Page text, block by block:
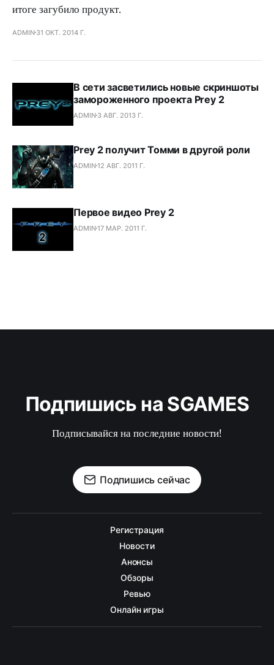
итоге загубило продукт.
ADMIN 31 ОКТ. 2014 Г.
В сети засветились новые скриншоты
замороженного проекта Prey 2
ADMIN 3 АВГ. 2013 Г.
Prey 2 получит Томми в другой роли
ADMIN12 АВГ. 2011 Г.
Первое видео Prey 2
ADMIN17 МАР. 2011 Г.
Подпишись на SGAMES
Подписывайся на последние новости!
Подпишись сейчас
Регистрация
Новости
Анонсы
Обзоры
Ревью
Онлайн игры